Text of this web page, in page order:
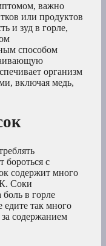
важно
или продуктов
и зуд в горле,
способом
организм
включая медь,
бороться с
содержит много
Соки
боль в горле
едите так много
содержанием